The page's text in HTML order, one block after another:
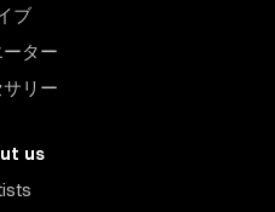
ブ
ター
リー
us